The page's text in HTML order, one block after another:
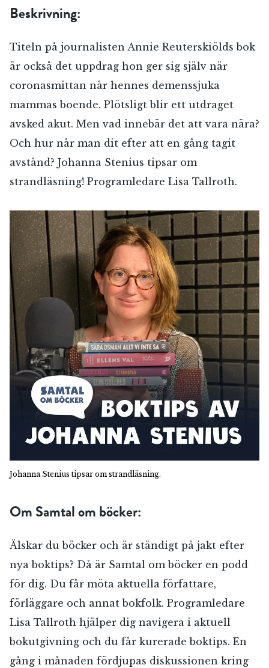
Beskrivning:
Titeln på journalisten Annie Reuterskiölds bok
är också det uppdrag hon ger sig själv när
coronasmittan når hennes demenssjuka
mammas boende. Plötsligt blir ett utdraget
avsked akut. Men vad innebär det att vara nära?
Och hur når man dit efter att en gång tagit
avstånd? Johanna Stenius tipsar om
strandläsning! Programledare Lisa Tallroth.
Johanna Stenius tipsar om strandläsning.
Om Samtal om böcker:
Älskar du böcker och är ständigt på jakt efter
nya boktips? Då är Samtal om böcker en podd
för dig. Du får möta aktuella författare,
förläggare och annat bokfolk. Programledare
Lisa Tallroth hjälper dig navigera i aktuell
bokutgivning och du får kurerade boktips. En
gång i månaden fördjupas diskussionen kring